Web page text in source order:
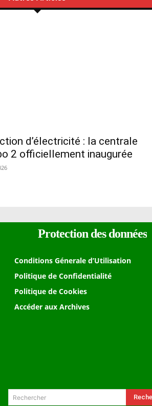
d’électricité : la centrale
2 officiellement inaugurée
Protection des données
Conditions Génerale d’Utilisation
Politique de Confidentialité
Politique de Cookies
Accéder aux Archives
Rechercher